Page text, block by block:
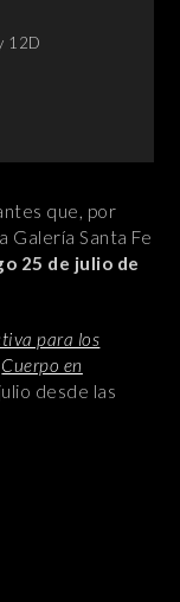
12D
que, por
Galería Santa Fe
25 de julio de
para los
Cuerpo en
desde las